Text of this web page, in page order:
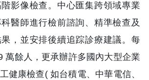
影像檢查。中心匯集跨領域專業
醫師進行檢前諮詢、精準檢查及
，並安排後續追踪診療建議。每
萬餘人，更承辦許多國內大型企業
健康檢查( 如台積電、中華電信、